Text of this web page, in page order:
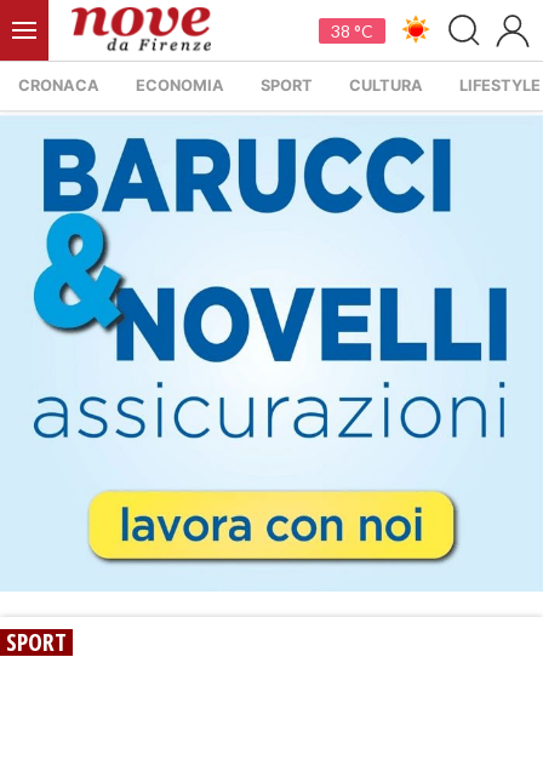
38 °C
CRONACA ECONOMIA SPORT CULTURA LIFESTYLE
SPORT